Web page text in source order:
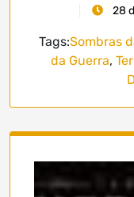
28
Tags:Sombras
da Guerra,